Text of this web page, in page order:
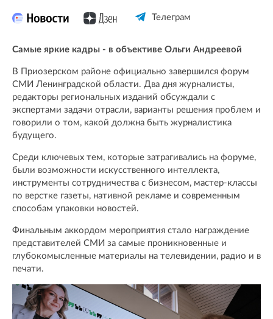
Телеграм
Самые яркие кадры - в объективе Ольги Андреевой
В Приозерском районе официально завершился форум
СМИ Ленинградской области. Два дня журналисты,
редакторы региональных изданий обсуждали с
экспертами задачи отрасли, варианты решения проблем и
говорили о том, какой должна быть журналистика
будущего.
Среди ключевых тем, которые затрагивались на форуме,
были возможности искусственного интеллекта,
инструменты сотрудничества с бизнесом, мастер-классы
по верстке газеты, нативной рекламе и современным
способам упаковки новостей.
Финальным аккордом мероприятия стало награждение
представителей СМИ за самые проникновенные и
глубокомысленные материалы на телевидении, радио и в
печати.